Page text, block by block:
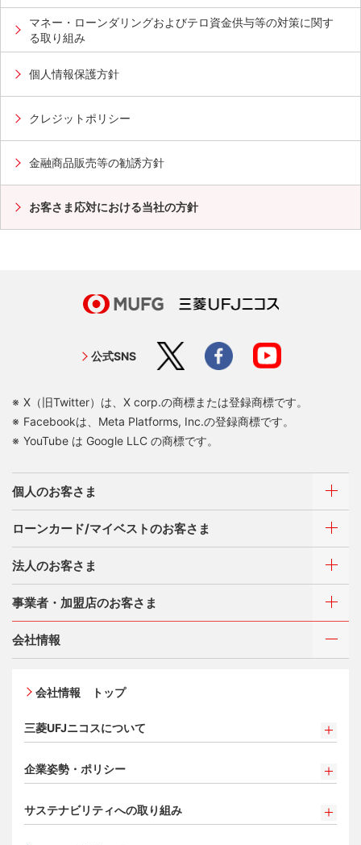
マネー・ローンダリングおよびテロ資金供与等の対策に関す
る取り組み
個人情報保護方針
クレジットポリシー
金融商品販売等の勧誘方針
お客さま応対における当社の方針
公式SNS
X（旧Twitter）は、X corp.の商標または登録商標です。
Facebookは、Meta Platforms, Inc.の登録商標です。
YouTube は Google LLC の商標です。
個人のお客さま
カードをつくるトップ
三菱ＵＦＪカード
三菱ＵＦＪカード ゴールド
三菱ＵＦＪカード・プラチナ・アメリカン・エキスプレ
ス®・カード
オンライン入会申し込みの流れ
UnionPay（銀聯）カード
家族カード
エクスプレス予約サービス（プラスEX会員）
Apple Pay
三菱UFJニコスが選ばれる理由
お役立ち情報 mycard
ローンカード/マイベストのお客さま
ご利用・お支払い方法
ATMネットワーク
借入時残高スライドリボルビング方式
各種照会・お手続き
法人のお客さま
特典・サービス
NICOSカード会員の方
アメリカン・エキスプレス
プラチナ会員さま専用の特別なサービス Platinum
大規模企業のお客さまだけにご利用いただけるサービス
事業者・加盟店のお客さま
新規契約をご希望のお客さま
新規加盟に関するお問い合わせ
割賦販売法における加盟店さまの遵守事項について
個人情報のお取り扱いに関するお願い
[EC加盟店さまへ] 不正ログイン対策のお願い
サービス・ソリューション
サービス・ソリューション
各種決済方法
よくあるご質問
事業者・加盟店のお客さまサイトマップ
会社情報
会社情報 トップ
三菱UFJニコスについて
経営ビジョン・行動規範
会社概要
企業姿勢・ポリシー
コンプライアンス
サステナビリティへの取り組み